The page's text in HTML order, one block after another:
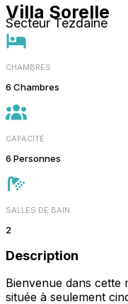
Villa Sorelle
Secteur Tezdaine
CHAMBRES
6 Chambres
CAPACITÉ
6 Personnes
SALLES DE BAIN
2
Description
Bienvenue dans cette
située à seulement